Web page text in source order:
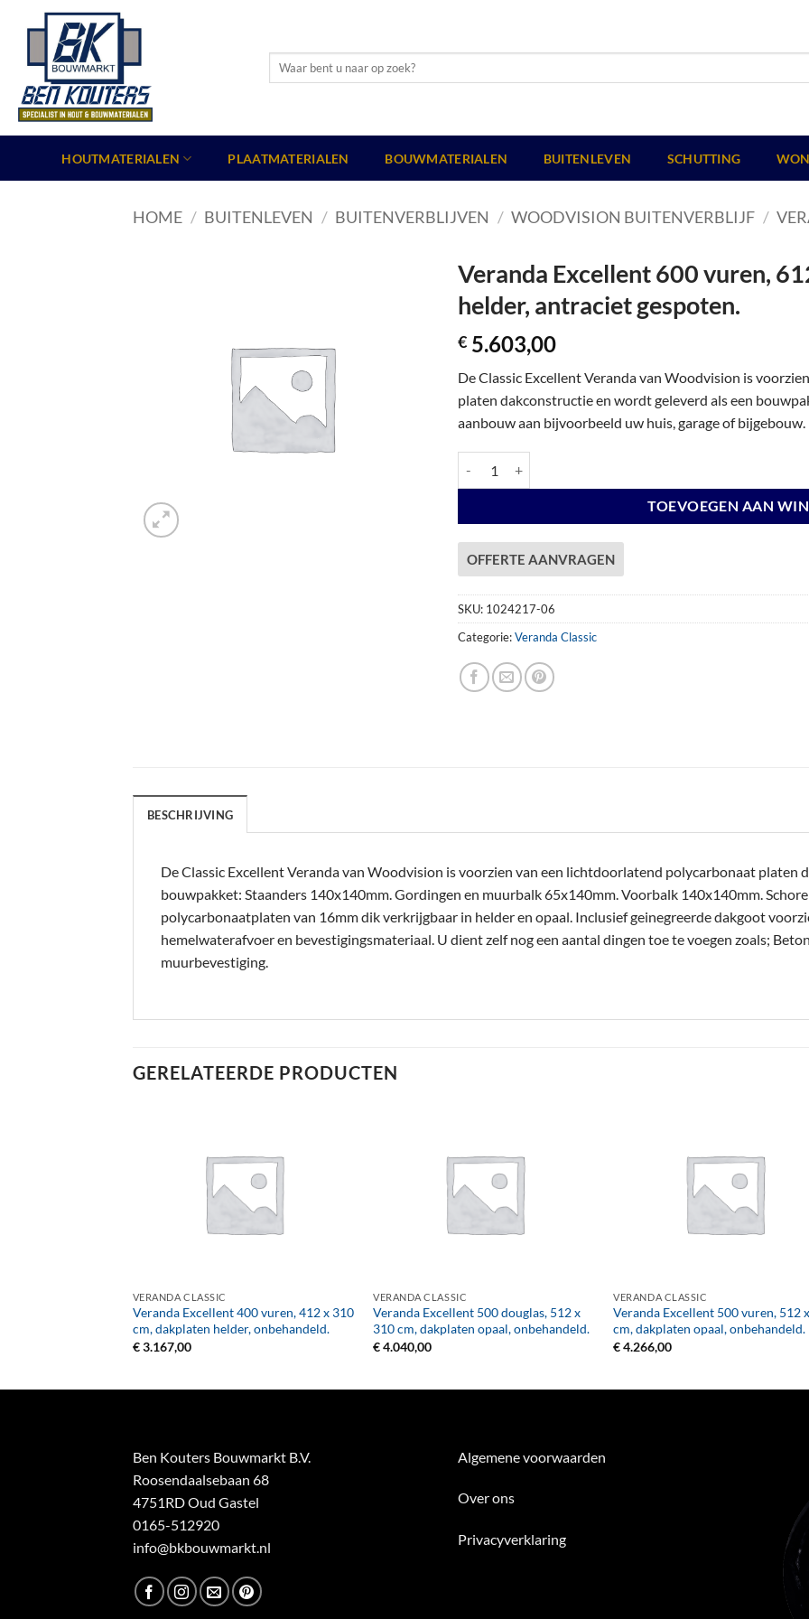
Zoeken
HOUTMATERIALEN PLAATMATERIALEN BOUWMATERIALEN BUITENLEVEN SCHUTTING
HOME / BUITENLEVEN / BUITENVERBLIJVEN / WOODVISION BUITENVERBLIJF /
Veranda Excellent 600 vuren,
helder, antraciet gespoten.
€ 5.603,00
De Classic Excellent Veranda van Woodvision is
platen dakconstructie en wordt geleverd als een
aanbouw aan bijvoorbeeld uw huis, garage of bijgebouw.
TOEVOEGEN AAN
OFFERTE AANVRAGEN
SKU: 1024217-06
Categorie:Veranda Classic
BESCHRIJVING
De Classic Excellent Veranda van Woodvision is voorzien van een lichtdoorlatend polycarbonaat platen
bouwpakket: Staanders 140x140mm. Gordingen en muurbalk 65x140mm. Voorbalk 140x140mm.
polycarbonaatplaten van 16mm dik verkrijgbaar in helder en opaal. Inclusief geinegreerde dakgoot
hemelwaterafvoer en bevestigingsmateriaal. U dient zelf nog een aantal dingen toe te voegen zoals;
muurbevestiging.
GERELATEERDE PRODUCTEN
VERANDA CLASSIC
Veranda Excellent 400 vuren, 412 x 310
cm, dakplaten helder, onbehandeld.
€3.167,00
VERANDA CLASSIC
Veranda Excellent 500 douglas, 512 x
310 cm, dakplaten opaal, onbehandeld.
€4.040,00
VERANDA CLASSIC
Veranda Excellent 500 vuren, 512
cm, dakplaten opaal, onbehandeld.
€4.266,00
Ben Kouters Bouwmarkt B.V.
Roosendaalsebaan 68
4751RD Oud Gastel
0165-512920
info@bkbouwmarkt.nl
Algemene voorwaarden
Over ons
Privacyverklaring